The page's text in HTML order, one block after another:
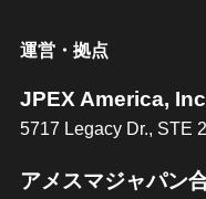
運営・拠点
JPEX America,
5717 Legacy Dr., STE
アメスマジャパン